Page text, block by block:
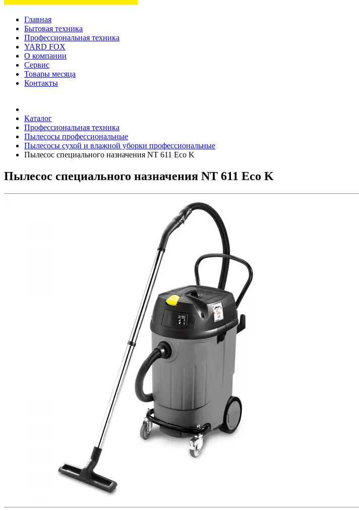
Главная
Бытовая техника
Профессиональная техника
YARD FOX
О компании
Сервис
Товары месяца
Контакты
Каталог
Профессиональная техника
Пылесосы профессиональные
Пылесосы сухой и влажной уборки профессиональные
Пылесос специального назначения NT 611 Eco K
Пылесос специального назначения NT 611 Eco K